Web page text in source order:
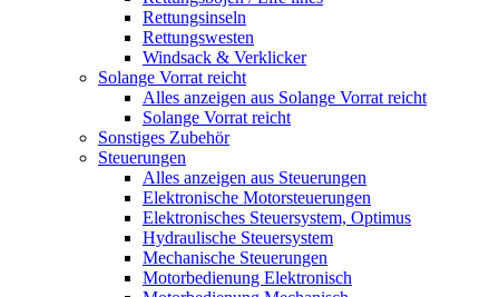
Rettungsinseln
Rettungswesten
Windsack & Verklicker
Solange Vorrat reicht
Alles anzeigen aus Solange Vorrat reicht
Solange Vorrat reicht
Sonstiges Zubehör
Steuerungen
Alles anzeigen aus Steuerungen
Elektronische Motorsteuerungen
Elektronisches Steuersystem, Optimus
Hydraulische Steuersystem
Mechanische Steuerungen
Motorbedienung Elektronisch